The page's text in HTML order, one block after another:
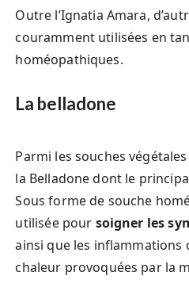
Outre l’Ignatia Amara,
couramment utilisées en
homéopathiques.
La belladone
Parmi les souches
la Belladone dont le
Sous forme de souche
utilisée pour soigner les
ainsi que les inflammations
chaleur provoquées par la